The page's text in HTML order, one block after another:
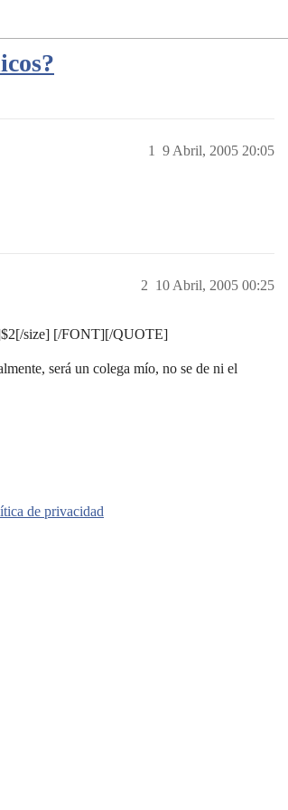
9 Abril, 2005 20:05
1
10 Abril, 2005 00:25
2
size] [/FONT][/QUOTE]
será un colega mío, no se de ni el
de privacidad